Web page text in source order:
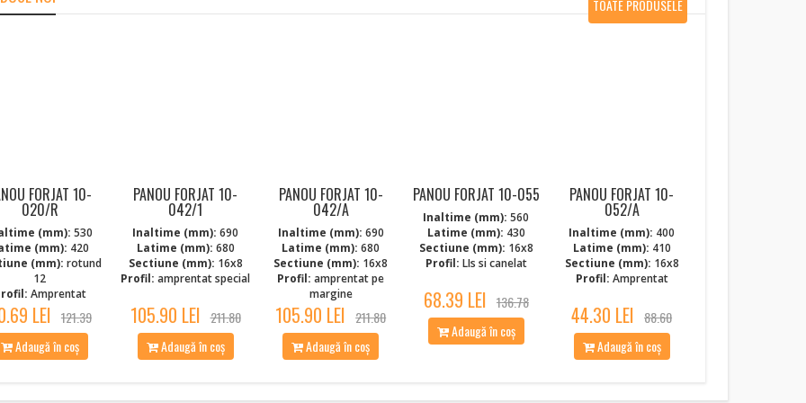
FORJAT 10-
020/R
(mm): 530
(mm): 420
(mm): rotund
12
Amprentat
LEI 121.39
Adaugă în coș
PANOU FORJAT 10-
042/1
Inaltime (mm): 690
Latime (mm): 680
Sectiune (mm): 16x8
Profil: amprentat special
105.90 LEI 211.80
Adaugă în coș
PANOU FORJAT 10-
042/A
Inaltime (mm): 690
Latime (mm): 680
Sectiune (mm): 16x8
Profil: amprentat pe
margine
105.90 LEI 211.80
Adaugă în coș
PANOU FORJAT 10-055
Inaltime (mm): 560
Latime (mm): 430
Sectiune (mm): 16x8
Profil: LIs si canelat
68.39 LEI 136.78
Adaugă în coș
PANOU FORJAT 10-
052/A
Inaltime (mm): 400
Latime (mm): 410
Sectiune (mm): 16x8
Profil: Amprentat
44.30 LEI 88.60
Adaugă în coș
TOATE PRODUSELE